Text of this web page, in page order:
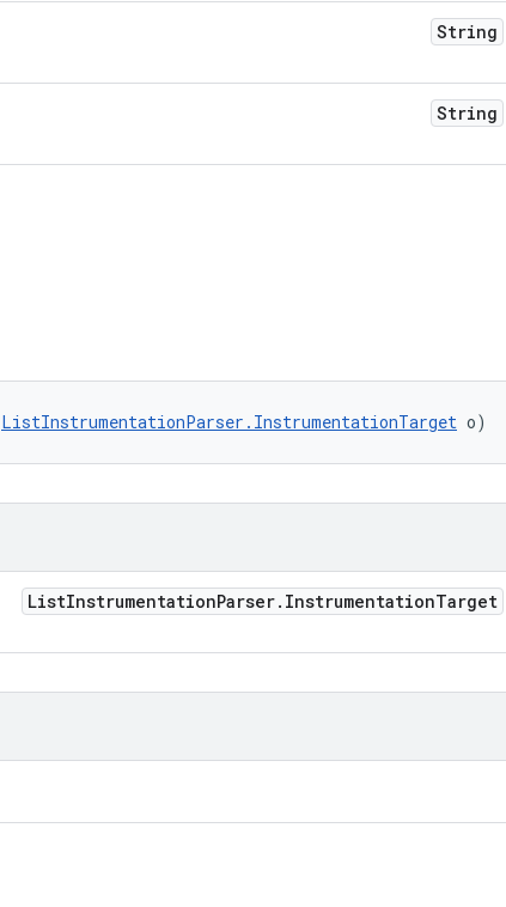
String
String
ListInstrumentationParser.InstrumentationTarget o)
ListInstrumentationParser. InstrumentationTarget